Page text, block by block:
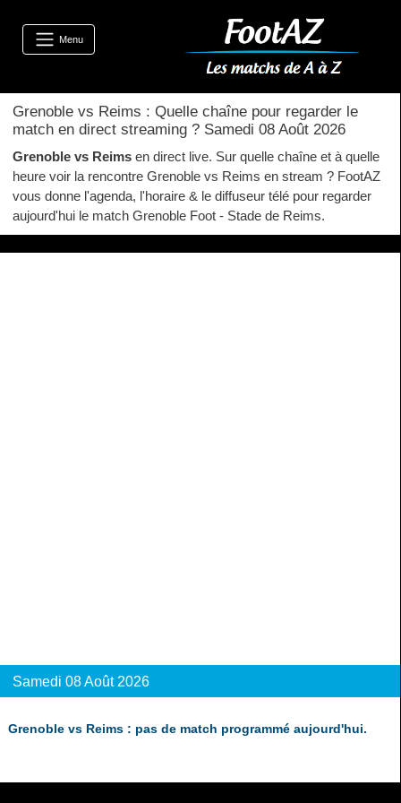
Grenoble vs Reims : Quelle chaîne pour regarder le
match en direct streaming ? Samedi 08 Août 2026
Grenoble vs Reims en direct live. Sur quelle chaîne et à quelle
heure voir la rencontre Grenoble vs Reims en stream ? FootAZ
vous donne l'agenda, l'horaire & le diffuseur télé pour regarder
aujourd'hui le match Grenoble Foot - Stade de Reims.
Samedi 08 Août 2026
Grenoble vs Reims : pas de match programmé aujourd'hui.
Menu